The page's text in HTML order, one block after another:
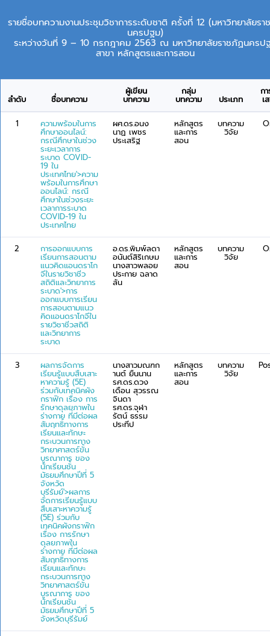
รายชื่อบทความงานประชุมวิชาการระดับชาติ ครั้งที่ 12 (มหาวิทยาลัยรา
นครปฐม)
ระหว่างวันที่ 9 – 10 กรกฎาคม 2563 ณ มหาวิทยาลัยราชภัฏนครป
สาขา หลักสูตรและการสอน
ลำดับ ชื่อบทความ
ผู้เขียน
บทความ
กลุ่ม
บทความ ประเภท
ก
เ
1 ความพร้อมในการ
ศึกษาออนไลน์:
กรณีศึกษาในช่วง
ระยะเวลาการ
ระบาด COVID-
19 ใน
ประเทศไทย'>ความ
พร้อมในการศึกษา
ออนไลน์: กรณี
ศึกษาในช่วงระยะ
เวลาการระบาด
COVID-19 ใน
ประเทศไทย
ผศ.ดร.อนง
นาฏ เพชร
ประเสริฐ
หลักสูตร
และการ
สอน
บทความ
วิจัย
2 การออกแบบการ
เรียนการสอนตาม
แนวคิดแอนดราโก
จีในรายวิชาชีว
สถิติและวิทยาการ
ระบาด'>การ
ออกแบบการเรียน
การสอนตามแนว
คิดแอนดราโกจีใน
รายวิชาชีวสถิติ
และวิทยาการ
ระบาด
อ.ดร.พิมพ์ลดา
อนันต์สิริเกษม
นางสาวพลอย
ประกาย ฉลาด
ล้น
หลักสูตร
และการ
สอน
บทความ
วิจัย
3 ผลการจัดการ
เรียนรู้แบบสืบเสาะ
หาความรู้ (5E)
ร่วมกับเทคนิคผัง
กราฟิก เรื่อง การ
รักษาดุลยภาพใน
ร่างกาย ที่มีต่อผล
สัมฤทธิ์ทางการ
เรียนและทักษะ
กระบวนการทาง
วิทยาศาสตร์ขั้น
บูรณาการ ของ
นักเรียนชั้น
มัธยมศึกษาปีที่ 5
จังหวัด
บุรีรัมย์'>ผลการ
จัดการเรียนรู้แบบ
สืบเสาะหาความรู้
(5E) ร่วมกับ
เทคนิคผังกราฟิก
เรื่อง การรักษา
ดุลยภาพใน
ร่างกาย ที่มีต่อผล
สัมฤทธิ์ทางการ
เรียนและทักษะ
กระบวนการทาง
วิทยาศาสตร์ขั้น
บูรณาการ ของ
นักเรียนชั้น
มัธยมศึกษาปีที่ 5
จังหวัดบุรีรัมย์
นางสาวมณฑก
านต์ ยืนนาน
รศ.ดร.ดวง
เดือน สุวรรณ
จินดา
รศ.ดร.จุฬา
รัตน์ ธรรม
ประทีป
หลักสูตร
และการ
สอน
บทความ
วิจัย